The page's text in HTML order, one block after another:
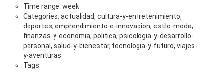
Time range: week
Categories: actualidad, cultura-y-entretenimiento,
deportes, emprendimiento-e-innovacion, estilo-moda,
finanzas-y-economia, politica, psicologia-y-desarrollo-
personal, salud-y-bienestar, tecnologia-y-futuro, viajes-
y-aventuras
Tags: